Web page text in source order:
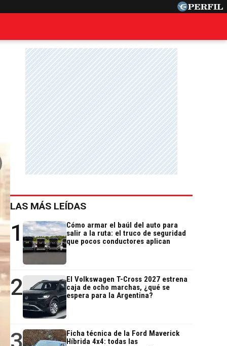
LAS MÁS LEÍDAS
1
Cómo armar el baúl del auto para
salir a la ruta: el truco de seguridad
que pocos conductores aplican
2
El Volkswagen T-Cross 2027 estrena
caja de ocho marchas, ¿qué se
espera para la Argentina?
Ficha técnica de la Ford Maverick
Híbrida 4x4: todas las